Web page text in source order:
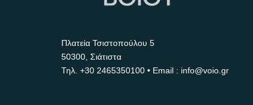
Πλατεία Τσιστοπούλου 5
50300, Σιάτιστα
Τηλ. +30 2465350100 • Email : info@voio.gr